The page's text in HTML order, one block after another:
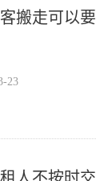
搬走可以
23